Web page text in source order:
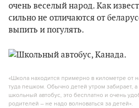
очень веселый народ. Как
сильно не отличаются от
выпить и погулять.
«Школа находится примерно в километре от
туда пешком. Обычно детей утром забирает,
школьный автобус, это бесплатно и очень
родителей – не надо волноваться за детей».